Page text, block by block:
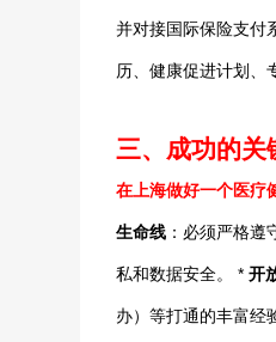
并对接国际保险支付
历、健康促进计划、
三、成功的关
在上海做好一个医疗
生命线 ：必须严格
私和数据安全。 *开
办）等打通的丰富经